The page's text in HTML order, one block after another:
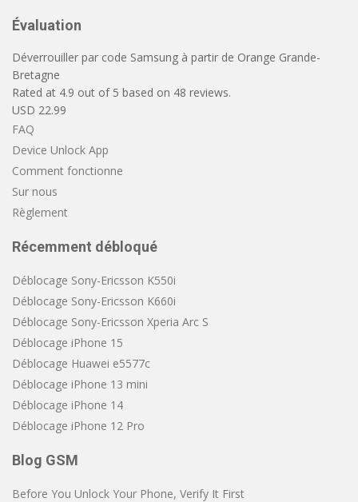
Évaluation
Déverrouiller par code Samsung à partir de Orange Grande-
Bretagne
Rated at 4.9 out of 5 based on 48 reviews.
USD 22.99
FAQ
Device Unlock App
Comment fonctionne
Sur nous
Règlement
Récemment débloqué
Déblocage Sony-Ericsson K550i
Déblocage Sony-Ericsson K660i
Déblocage Sony-Ericsson Xperia Arc S
Déblocage iPhone 15
Déblocage Huawei e5577c
Déblocage iPhone 13 mini
Déblocage iPhone 14
Déblocage iPhone 12 Pro
Blog GSM
Before You Unlock Your Phone, Verify It First